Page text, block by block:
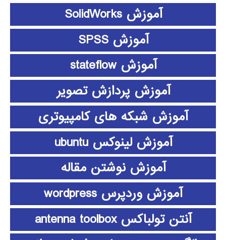
آموزش SolidWorks
آموزش SPSS
آموزش stateflow
آموزش پردازش تصویر
آموزش شبکه های کامپیوتری
آموزش لینوکس ubuntu
آموزش نوشتن مقاله
آموزش وردپرس wordpress
آنتن تولباکس antenna toolbox